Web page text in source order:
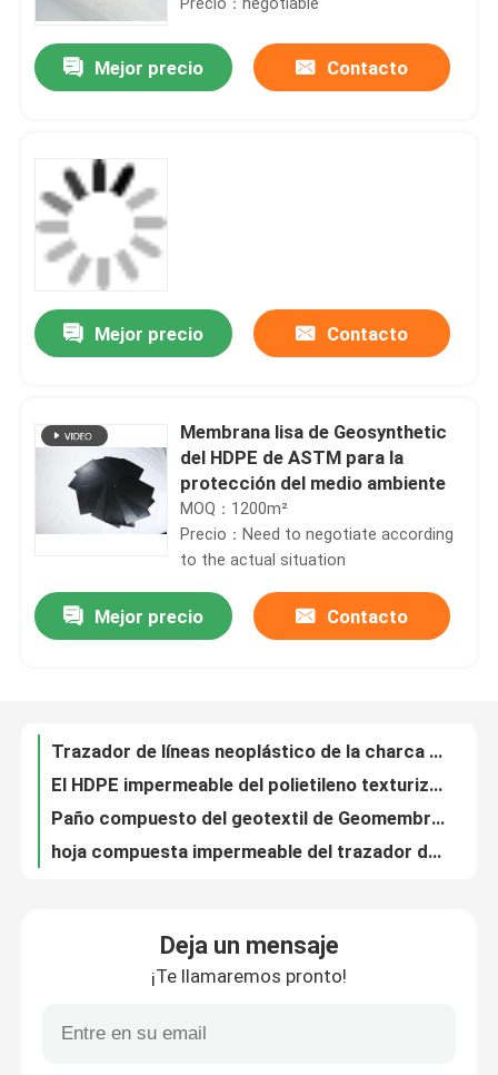
Hogar
Productos
Sobre nosotros
Control de calidad
Pida una cita
Membrana de Geosynthetic
Mejor precio Contacto
Mejor precio Contacto
Membrana lisa de Geosynthetic
del HDPE de ASTM para la
protección del medio ambiente
MOQ：1200m²
Precio：Need to negotiate according
to the actual situation
Mejor precio Contacto
Fibra corta no tejida del geotextil 1.7m m del filamento continuo de la filtración del agua
paño no tejido de la tela de Geosynthetic del filtro de 3.4m m Geotech para la construcción de carreteras
tela blanca de Geosynthetic del polipropileno 200sqm tela no tejida del geotextil de 4 onzas
El negro de la cuesta escarpada texturizó el polietileno Geomembrane trazador de líneas del HDPE de 1,5 milímetros
Deja un mensaje
¡Te llamaremos pronto!